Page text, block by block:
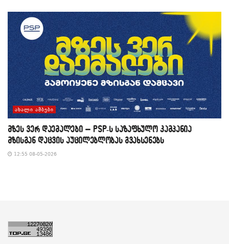
ᲐᲮᲐᲚᲘ ᲐᲛᲑᲔᲑᲘ
მზეს ვერ დაემალები – PSP-ს საზაფხულო კამპანია
მზისგან დაცვის აუცილებლობას გვახსენებს
12:55 08-05-2026